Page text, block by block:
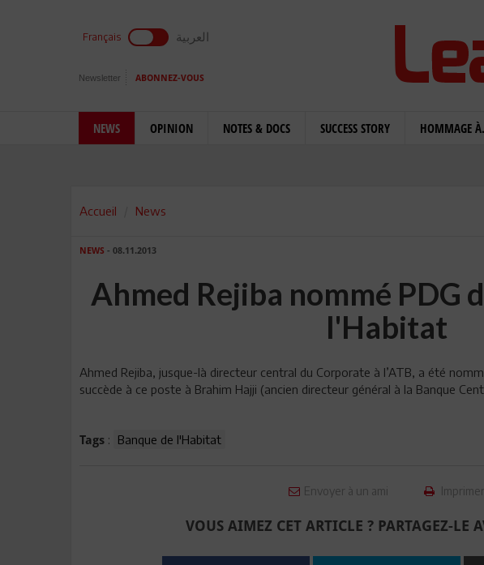
Français العربية
Newsletter ABONNEZ-VOUS
NEWS OPINION NOTES & DOCS SUCCESS STORY HOMMAGE
Accueil News
NEWS - 08.11.2013
Ahmed Rejiba nommé PDG
l'Habitat
Ahmed Rejiba, jusque-là directeur central du Corporate à l’ATB, a été
succède à ce poste à Brahim Hajji (ancien directeur général à la Banque
Tags : Banque de l'Habitat
Envoyer à un ami Imprimer
VOUS AIMEZ CET ARTICLE ? PARTAGEZ-LE